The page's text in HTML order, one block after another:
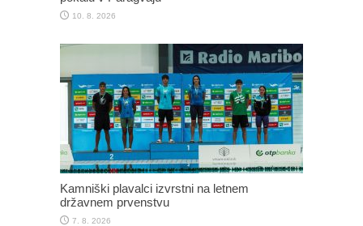
10. 8. 2026
Kamniški plavalci izvrstni na letnem
državnem prvenstvu
7. 8. 2026